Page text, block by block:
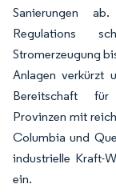
Sanierungen
Regulations
Stromerzeugung
Anlagen verkürzt
Bereitschaft für
Provinzen mit
Columbia und
industrielle Kraft-
ein.